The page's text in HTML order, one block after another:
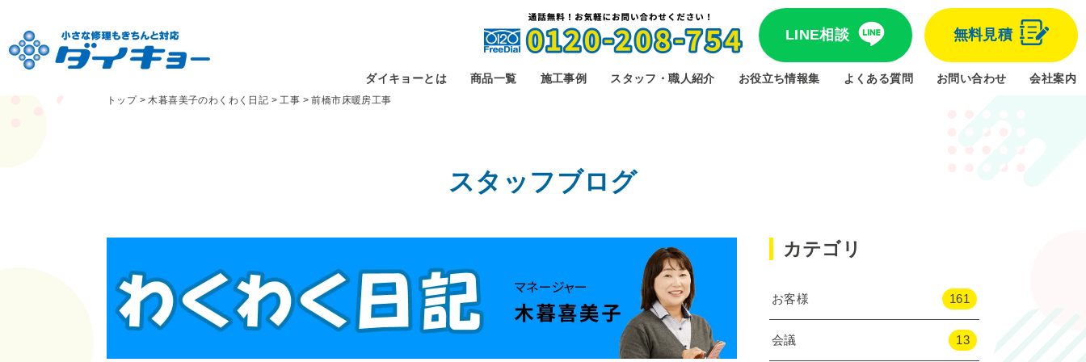
LINE相談 無料見積
ダイキョーとは 商品一覧 施工事例 スタッフ・職人紹介 お役立ち情報集 よくある質問 お問い合わせ 会社案内
トップ>木暮喜美子のわくわく日記 >工事 >前橋市床暖房工事
スタッフブログ
カテゴリ
お客様 161
会議 13